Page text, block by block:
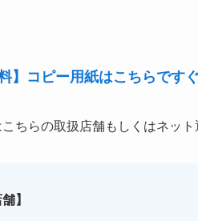
】コピー用紙はこちらです
ちらの取扱店舗もしくはネット
】